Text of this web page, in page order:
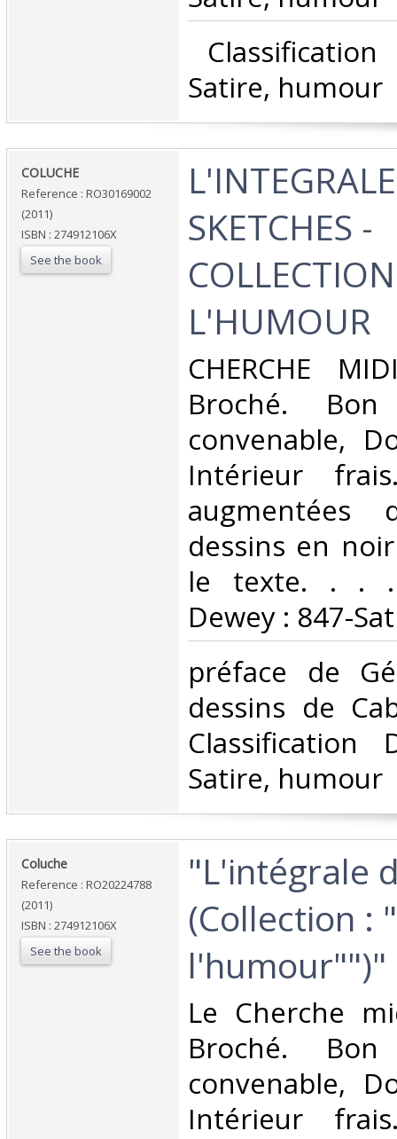
Satire, humour‎
‎COLUCHE‎
Reference : RO30169002
(2011)
ISBN : 274912106X
See the book
SKETCHES -
L'HUMOUR‎
‎CHERCHE
Broché.
convenable,
Intérieur
augmentées
dessins en
le texte. . . .
Dewey : 847-
‎préface de
dessins de
Classification
Satire, humour‎
‎Coluche‎
Reference : RO20224788
(2011)
ISBN : 274912106X
See the book
‎"L'intégrale
(Collection :
l'humour"")"‎
‎Le Cherche
Broché.
convenable,
Intérieur